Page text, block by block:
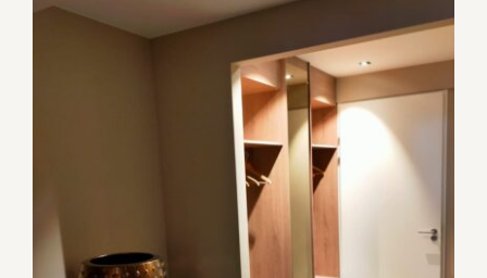
Tweemaal inloopkast en
garderobe in de hal
Inloopkasten